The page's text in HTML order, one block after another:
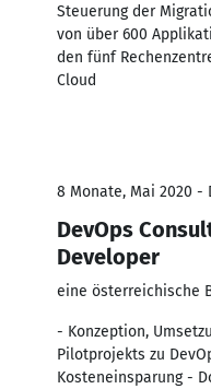
Steuerung der
von über 600
den fünf
Cloud
8 Monate, Mai 2020 -
DevOps
Developer
eine österreichische
- Konzeption,
Pilotprojekts zu
Kosteneinsparung -